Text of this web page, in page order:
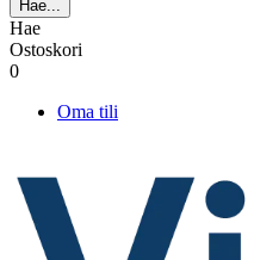
Hae...
Hae
Ostoskori
0
Oma tili